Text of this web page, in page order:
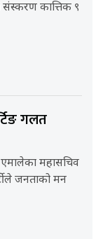
संस्करण कात्तिक ९
गलत
महासचिव
जनताको मन